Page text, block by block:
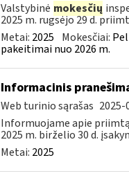
Valstybinė mokesčių
2025 m. rugsėjo 29 d.
Metai: 2025 Mokesčiai:
pakeitimai nuo 2026 m.
Informacinis
Web turinio sąrašas 2025-
Informuojame apie
2025 m. birželio 30 d.
Metai: 2025